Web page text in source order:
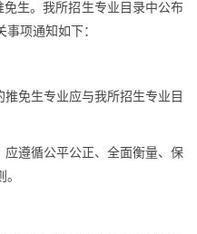
免生。我所招生专业目录中公布
项通知如下：
免生专业应与我所招生专业目
遵循公平公正、全面衡量、保